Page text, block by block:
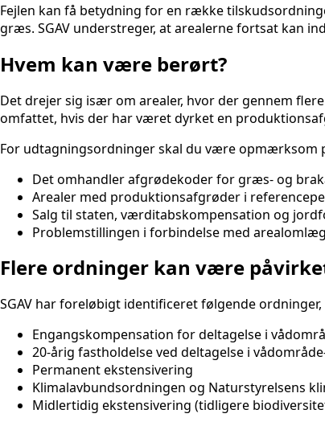
Fejlen kan få betydning for en række
græs. SGAV understreger, at arealerne fortsat kan
Hvem kan være berørt?
Det drejer sig især om arealer, hvor der gennem
omfattet, hvis der har været dyrket en
For udtagningsordninger skal du være opmærksom
Det omhandler afgrødekoder for græs- og
Arealer med produktionsafgrøder i
Salg til staten, værditabskompensation og
Problemstillingen i forbindelse med
Flere ordninger kan være
SGAV har foreløbigt identificeret følgende
Engangskompensation for deltagelse i
20-årig fastholdelse ved deltagelse i
Permanent ekstensivering
Klimalavbundsordningen og Naturstyrelsens
Midlertidig ekstensivering (tidligere